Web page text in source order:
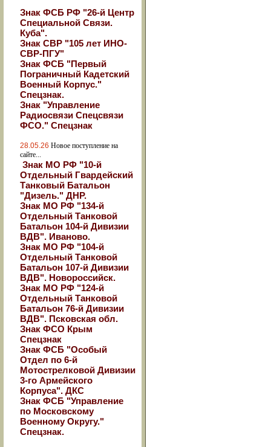
Знак ФСБ РФ "26-й Центр
Специальной Связи.
Куба".
Знак СВР "105 лет ИНО-
СВР-ПГУ"
Знак ФСБ "Первый
Пограничный Кадетский
Военный Корпус."
Спецзнак.
Знак "Управление
Радиосвязи Спецсвязи
ФСО." Спецзнак
28.05.26 Новое поступление на
сайте...
Знак МО РФ "10-й
Отдельный Гвардейский
Танковый Батальон
"Дизель." ДНР.
Знак МО РФ "134-й
Отдельный Танковой
Батальон 104-й Дивизии
ВДВ". Иваново.
Знак МО РФ "104-й
Отдельный Танковой
Батальон 107-й Дивизии
ВДВ". Новороссийск.
Знак МО РФ "124-й
Отдельный Танковой
Батальон 76-й Дивизии
ВДВ". Псковская обл.
Знак ФСО Крым
Спецзнак
Знак ФСБ "Особый
Отдел по 6-й
Мотострелковой Дивизии
3-го Армейского
Корпуса". ДКС
Знак ФСБ "Управление
по Московскому
Военному Округу."
Спецзнак.